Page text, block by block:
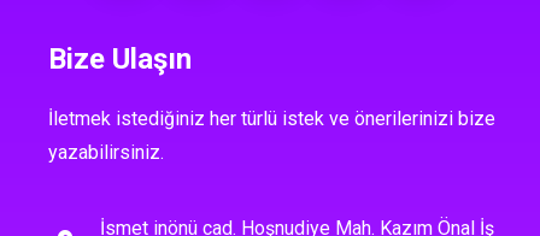
Bize Ulaşın
İletmek istediğiniz her türlü istek ve önerilerinizi bize
yazabilirsiniz.
İsmet inönü cad. Hoşnudiye Mah. Kazım Önal İş